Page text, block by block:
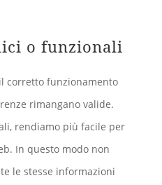
o funzionali
corretto funzionamento
rimangano valide.
rendiamo più facile per
In questo modo non
le stesse informazioni